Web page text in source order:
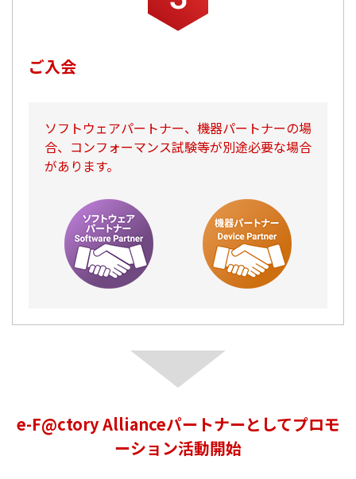
ご入会
ソフトウェアパートナー、機器パートナーの場
合、コンフォーマンス試験等が別途必要な場合
があります。
e-F@ctory Allianceパートナーとしてプロモ
ーション活動開始